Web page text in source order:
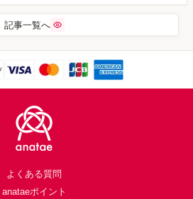
記事一覧へ
よくある質問
anataeポイント